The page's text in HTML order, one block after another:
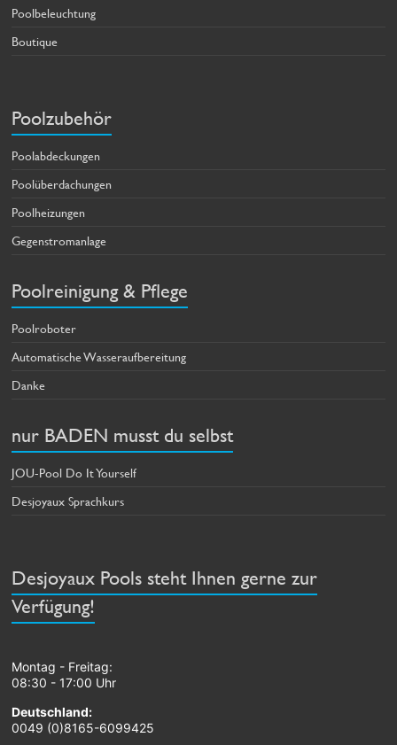
Poolbeleuchtung
Boutique
Poolzubehör
Poolabdeckungen
Poolüberdachungen
Poolheizungen
Gegenstromanlage
Poolreinigung & Pflege
Poolroboter
Automatische Wasseraufbereitung
Danke
nur BADEN musst du selbst
JOU-Pool Do It Yourself
Desjoyaux Sprachkurs
Desjoyaux Pools steht Ihnen gerne zur
Verfügung!
Montag - Freitag:
08:30 - 17:00 Uhr
Deutschland:
0049 (0)8165-6099425